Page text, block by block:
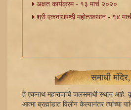
अक्षत कार्यक्रम - १३ मार्च २०२०
श्री एकनाथषष्ठी महोत्सवथान - १४
समाधी मंदिर,
हे एकनाथ महाराजांचे जलसमाधी स्थान आहे.
आत्मा ब्रह्मांडात विलीन केल्यानंतर त्यांच्या